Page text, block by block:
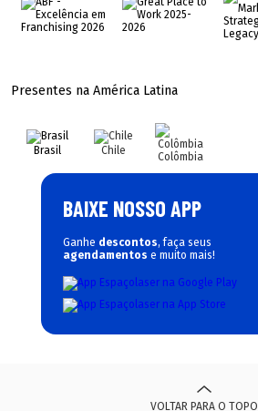
Presentes na América Latina
Brasil Chile Colômbia
BAIXE NOSSO APP
Ganhe descontos, faça seus
agendamentos e muito mais!
VOLTAR PARA O TOPO